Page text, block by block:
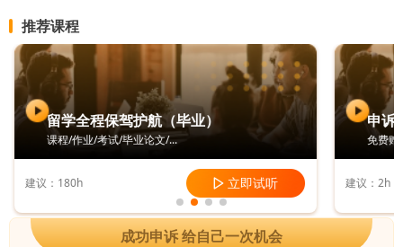
推荐课程
）
立即试听
申诉Appeal指导
免费赠送2课时1V1 辅导
建议：2h 立即试
成功申诉 给自己一次机会